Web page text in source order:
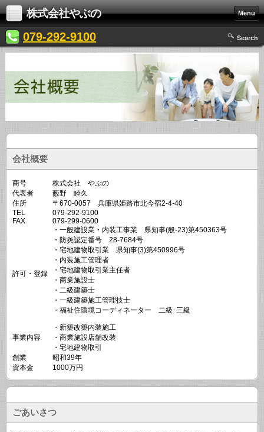
株式会社やぶの Menu
079-292-9100 Search
会社概要
商号
株式会社 やぶの
代表者
藪野 睦久
住所
〒670-0057 兵庫県姫路市北今宿2-4-40
TEL
079-292-9100
FAX
079-299-0600
許可・登録
・一般建設業・内装工事業 県知事(般-23)第450363号
・防炎認定番号 28-7684号
・宅地建物取引業 県知事(3)第450996号
・内装施工管理者
・宅地建物取引業主任者
・商業施設士
・二級建築士
・一級建築施工管理技士
・福祉住環境コーディネーター 二級･三級
事業内容
・新築改築内装施工
・商業施設店舗改装
・宅地建物取引
創業
昭和39年
資本金
1000万円
ごあいさつ